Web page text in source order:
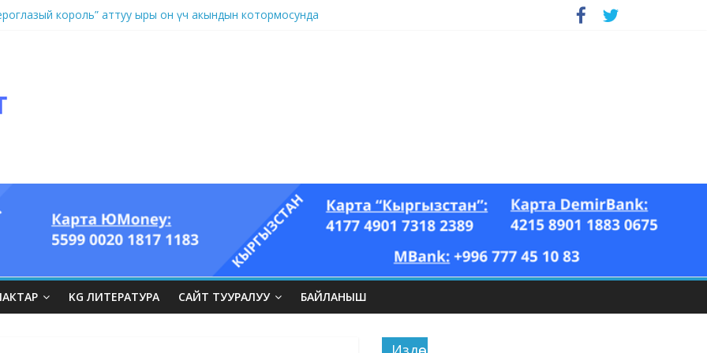
король” аттуу ыры он үч акындын котормосунда
KG ЛИТЕРАТУРА САЙТ ТУУРАЛУУ БАЙЛАНЫШ